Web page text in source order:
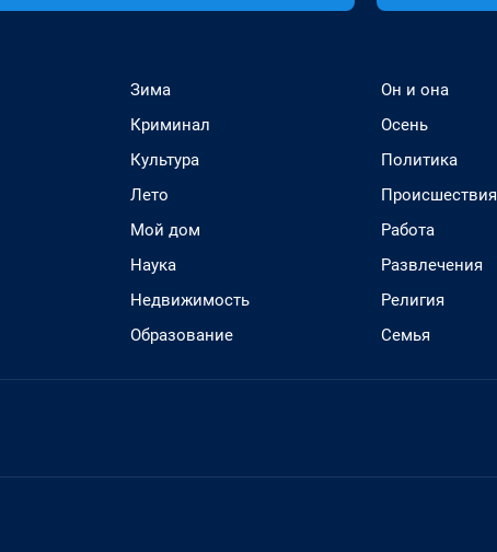
Зима
Криминал
Культура
Лето
Мой дом
Наука
Недвижимость
Образование
Он и она
Осень
Политика
Происшествия
Работа
Развлечения
Религия
Семья